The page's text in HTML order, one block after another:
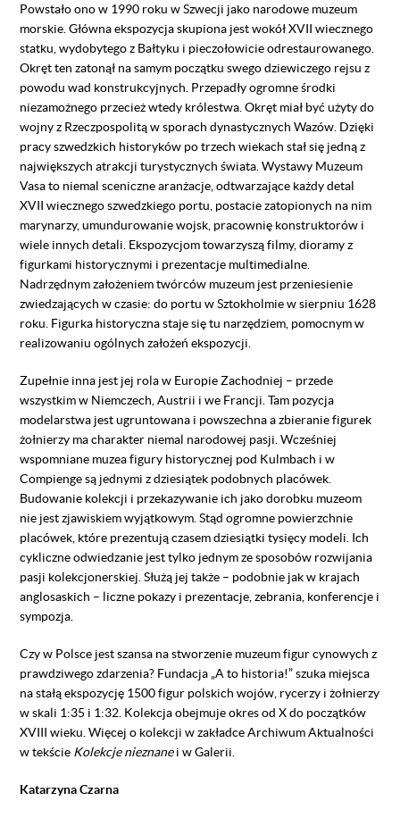
Powstało ono w 1990 roku w Szwecji jako narodowe muzeum
morskie. Główna ekspozycja skupiona jest wokół XVII wiecznego
statku, wydobytego z Bałtyku i pieczołowicie odrestaurowanego.
Okręt ten zatonął na samym początku swego dziewiczego rejsu z
powodu wad konstrukcyjnych. Przepadły ogromne środki
niezamożnego przecież wtedy królestwa. Okręt miał być użyty do
wojny z Rzeczpospolitą w sporach dynastycznych Wazów. Dzięki
pracy szwedzkich historyków po trzech wiekach stał się jedną z
największych atrakcji turystycznych świata. Wystawy Muzeum
Vasa to niemal sceniczne aranżacje, odtwarzające każdy detal
XVII wiecznego szwedzkiego portu, postacie zatopionych na nim
marynarzy, umundurowanie wojsk, pracownię konstruktorów i
wiele innych detali. Ekspozycjom towarzyszą filmy, dioramy z
figurkami historycznymi i prezentacje multimedialne.
Nadrzędnym założeniem twórców muzeum jest przeniesienie
zwiedzających w czasie: do portu w Sztokholmie w sierpniu 1628
roku. Figurka historyczna staje się tu narzędziem, pomocnym w
realizowaniu ogólnych założeń ekspozycji.
Zupełnie inna jest jej rola w Europie Zachodniej – przede
wszystkim w Niemczech, Austrii i we Francji. Tam pozycja
modelarstwa jest ugruntowana i powszechna a zbieranie figurek
żołnierzy ma charakter niemal narodowej pasji. Wcześniej
wspomniane muzea figury historycznej pod Kulmbach i w
Compienge są jednymi z dziesiątek podobnych placówek.
Budowanie kolekcji i przekazywanie ich jako dorobku muzeom
nie jest zjawiskiem wyjątkowym. Stąd ogromne powierzchnie
placówek, które prezentują czasem dziesiątki tysięcy modeli. Ich
cykliczne odwiedzanie jest tylko jednym ze sposobów rozwijania
pasji kolekcjonerskiej. Służą jej także – podobnie jak w krajach
anglosaskich – liczne pokazy i prezentacje, zebrania, konferencje i
sympozja.
Czy w Polsce jest szansa na stworzenie muzeum figur cynowych z
prawdziwego zdarzenia? Fundacja „A to historia!” szuka miejsca
na stałą ekspozycję 1500 figur polskich wojów, rycerzy i żołnierzy
w skali 1:35 i 1:32. Kolekcja obejmuje okres od X do początków
XVIII wieku. Więcej o kolekcji w zakładce Archiwum Aktualności
w tekście Kolekcje nieznanei w Galerii.
Katarzyna Czarna